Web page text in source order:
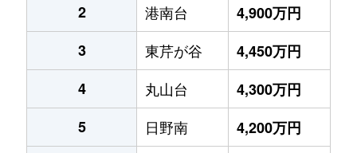
2
港南台
4,900万円
3
東芹が谷
4,450万円
4
丸山台
4,300万円
5
日野南
4,200万円